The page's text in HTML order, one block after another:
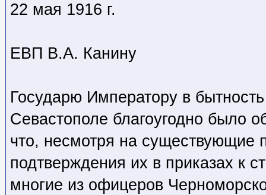
22 мая 1916 г.
ЕВП В.А. Канину
Государю Императору в
Севастополе благоугодно было
что, несмотря на существующие
подтверждения их в приказах к
многие из офицеров